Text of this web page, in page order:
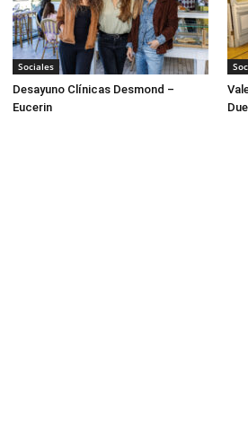
Sociales
Desayuno Clínicas Desmond –
Eucerin